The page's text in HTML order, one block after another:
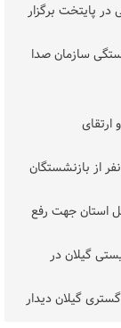
در پایتخت برگزار
سازمان صدا
پاسخگوئی به سوالات و رفع ابهامات بیش از ۱۵۰۰۰ نفر از بازنشستگان
استان جهت رفع
گیلان در
گیلان دیدار